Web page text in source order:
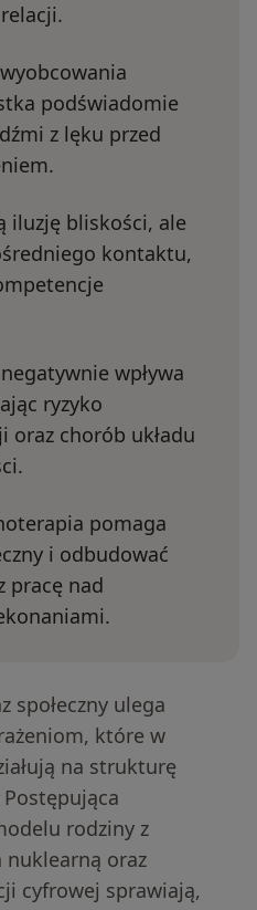
podświadomie
z lęku przed
iluzję bliskości, ale
kontaktu,
wpływa
ryzyko
oraz chorób układu
pomaga
i odbudować
pracę nad
społeczny ulega
które w
na strukturę
rodziny z
oraz
cyfrowej sprawiają,